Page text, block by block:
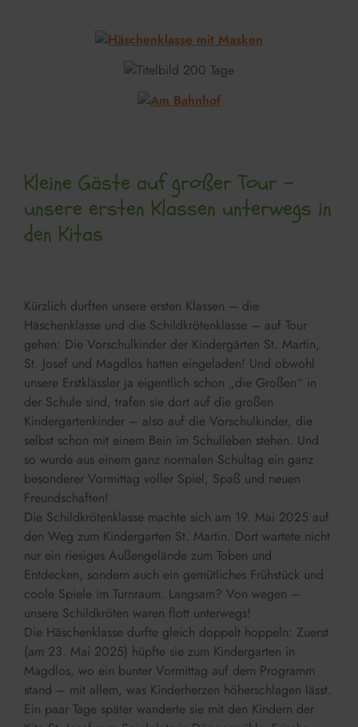
Kleine Gäste auf großer Tour –
unsere ersten Klassen unterwegs in
den Kitas
Kürzlich durften unsere ersten Klassen – die
Häschenklasse und die Schildkrötenklasse – auf Tour
gehen: Die Vorschulkinder der Kindergärten St. Martin,
St. Josef und Magdlos hatten eingeladen! Und obwohl
unsere Erstklässler ja eigentlich schon „die Großen“ in
der Schule sind, trafen sie dort auf die großen
Kindergartenkinder – also auf die Vorschulkinder, die
selbst schon mit einem Bein im Schulleben stehen. Und
so wurde aus einem ganz normalen Schultag ein ganz
besonderer Vormittag voller Spiel, Spaß und neuen
Freundschaften!
Die Schildkrötenklasse machte sich am 19. Mai 2025 auf
den Weg zum Kindergarten St. Martin. Dort wartete nicht
nur ein riesiges Außengelände zum Toben und
Entdecken, sondern auch ein gemütliches Frühstück und
coole Spiele im Turnraum. Langsam? Von wegen –
unsere Schildkröten waren flott unterwegs!
Die Häschenklasse durfte gleich doppelt hoppeln: Zuerst
(am 23. Mai 2025) hüpfte sie zum Kindergarten in
Magdlos, wo ein bunter Vormittag auf dem Programm
stand – mit allem, was Kinderherzen höherschlagen lässt.
Ein paar Tage später wanderte sie mit den Kindern der